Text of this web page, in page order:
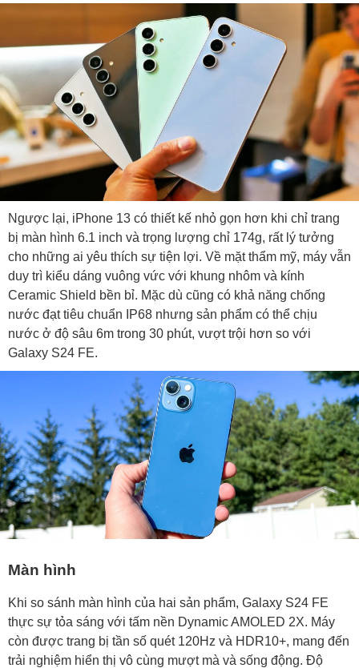
Ngược lại, iPhone 13 có thiết kế nhỏ gọn hơn khi chỉ trang
bị màn hình 6.1 inch và trọng lượng chỉ 174g, rất lý tưởng
cho những ai yêu thích sự tiện lợi. Về mặt thẩm mỹ, máy vẫn
duy trì kiểu dáng vuông vức với khung nhôm và kính
Ceramic Shield bền bỉ. Mặc dù cũng có khả năng chống
nước đạt tiêu chuẩn IP68 nhưng sản phẩm có thể chịu
nước ở độ sâu 6m trong 30 phút, vượt trội hơn so với
Galaxy S24 FE.
Màn hình
Khi so sánh màn hình của hai sản phẩm, Galaxy S24 FE
thực sự tỏa sáng với tấm nền Dynamic AMOLED 2X. Máy
còn được trang bị tần số quét 120Hz và HDR10+, mang đến
trải nghiệm hiển thị vô cùng mượt mà và sống động. Độ